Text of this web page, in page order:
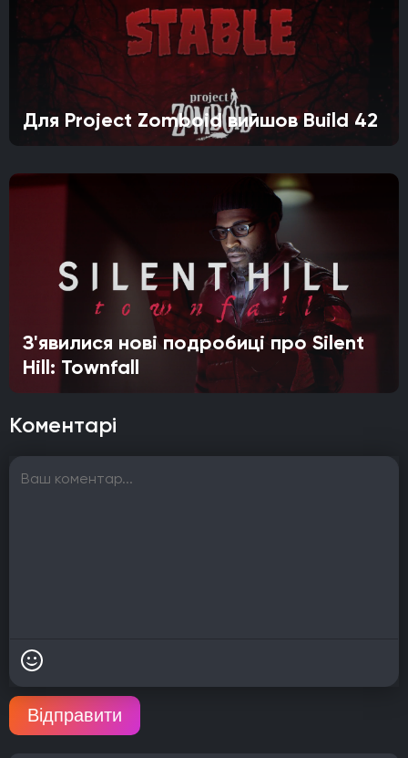
Для Project Zomboid вийшов Build 42
З'явилися нові подробиці про Silent
Hill: Townfall
Коментарі
Відправити